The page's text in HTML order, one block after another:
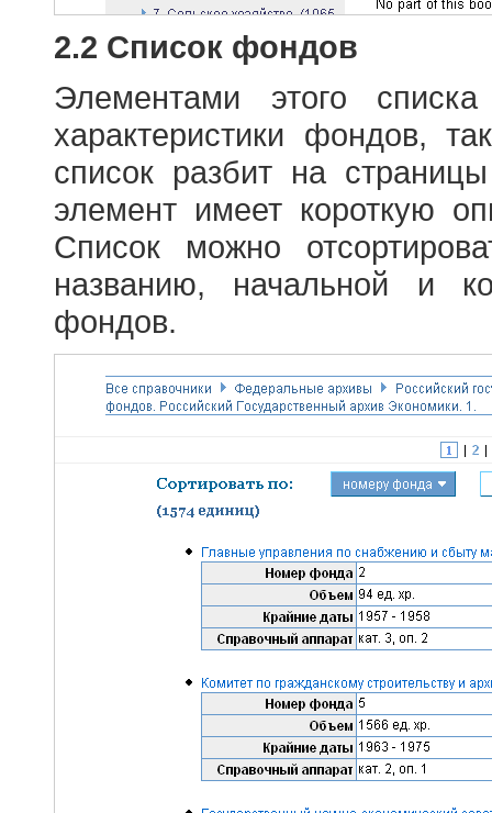
2.2 Список фондов
Элементами этого
характеристики фондов,
список разбит на
элемент имеет короткую
Список можно
названию, начальной и
фондов.